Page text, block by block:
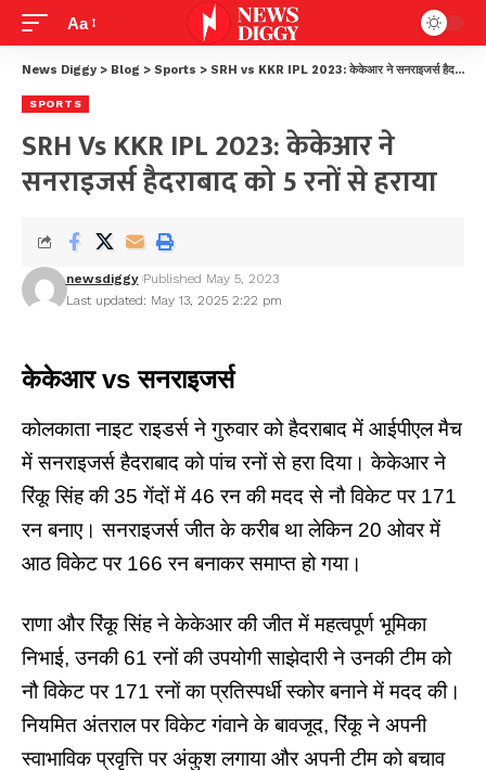
Aa
News Diggy > Blog > Sports > SRH vs KKR IPL 2023: केकेआर ने सनराइजर्स हैदराबाद को 5 रनों से हराया
SPORTS
SRH Vs KKR IPL 2023: केकेआर ने
सनराइजर्स हैदराबाद को 5 रनों से हराया
Last updated: May 13, 2025 2:22 pm
newsdiggy Published May 5, 2023
केकेआर vs सनराइजर्स
कोलकाता नाइट राइडर्स ने गुरुवार को हैदराबाद में आईपीएल मैच
में सनराइजर्स हैदराबाद को पांच रनों से हरा दिया। केकेआर ने
रिंकू सिंह की 35 गेंदों में 46 रन की मदद से नौ विकेट पर 171
रन बनाए। सनराइजर्स जीत के करीब था लेकिन 20 ओवर में
आठ विकेट पर 166 रन बनाकर समाप्त हो गया।
राणा और रिंकू सिंह ने केकेआर की जीत में महत्वपूर्ण भूमिका
निभाई, उनकी 61 रनों की उपयोगी साझेदारी ने उनकी टीम को
नौ विकेट पर 171 रनों का प्रतिस्पर्धी स्कोर बनाने में मदद की।
नियमित अंतराल पर विकेट गंवाने के बावजूद, रिंकू ने अपनी
स्वाभाविक प्रवृत्ति पर अंकुश लगाया और अपनी टीम को बचाव